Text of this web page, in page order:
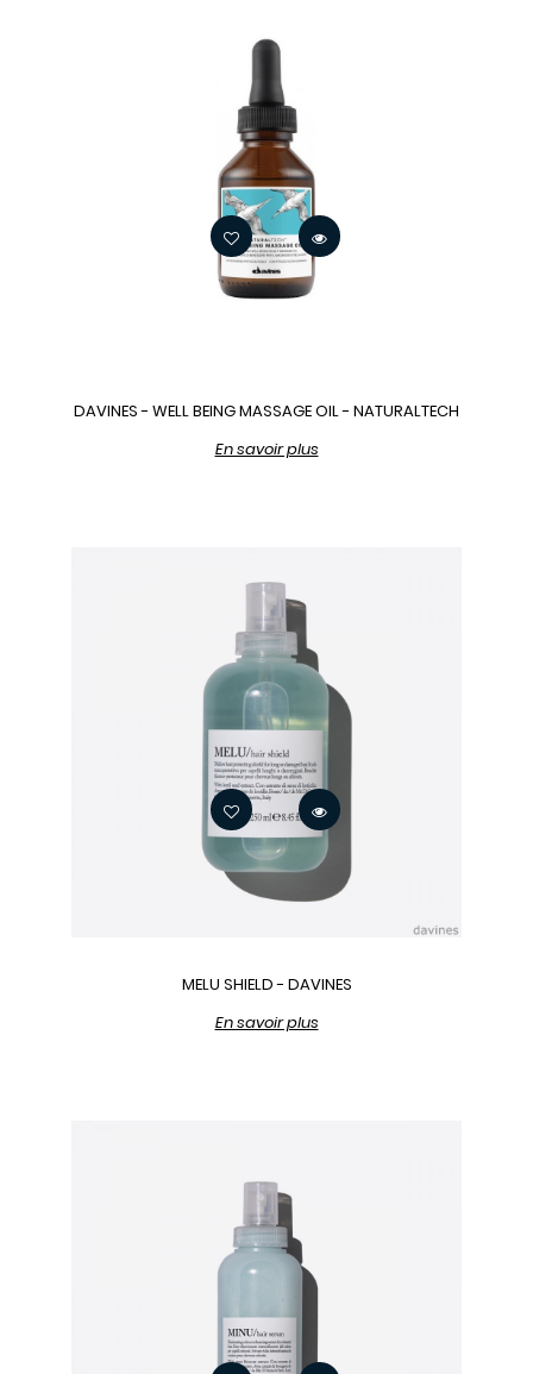
DAVINES - WELL BEING MASSAGE OIL - NATURALTECH
En savoir plus
MELU SHIELD - DAVINES
En savoir plus